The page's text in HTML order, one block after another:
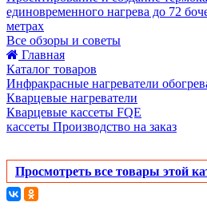
единовременного нагрева до 72
метрах
Все обзоры и советы
Главная
Каталог товаров
Инфракрасные нагреватели
Кварцевые нагреватели
Кварцевые кассеты FQE
кассеты Производство на заказ
Просмотреть все товары этой